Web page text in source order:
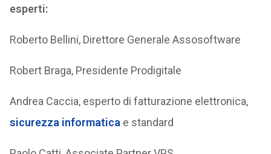
esperti:
Roberto Bellini, Direttore Generale Assosoftware
Robert Braga, Presidente Prodigitale
Andrea Caccia, esperto di fatturazione elettronica,
sicurezza informatica e standard